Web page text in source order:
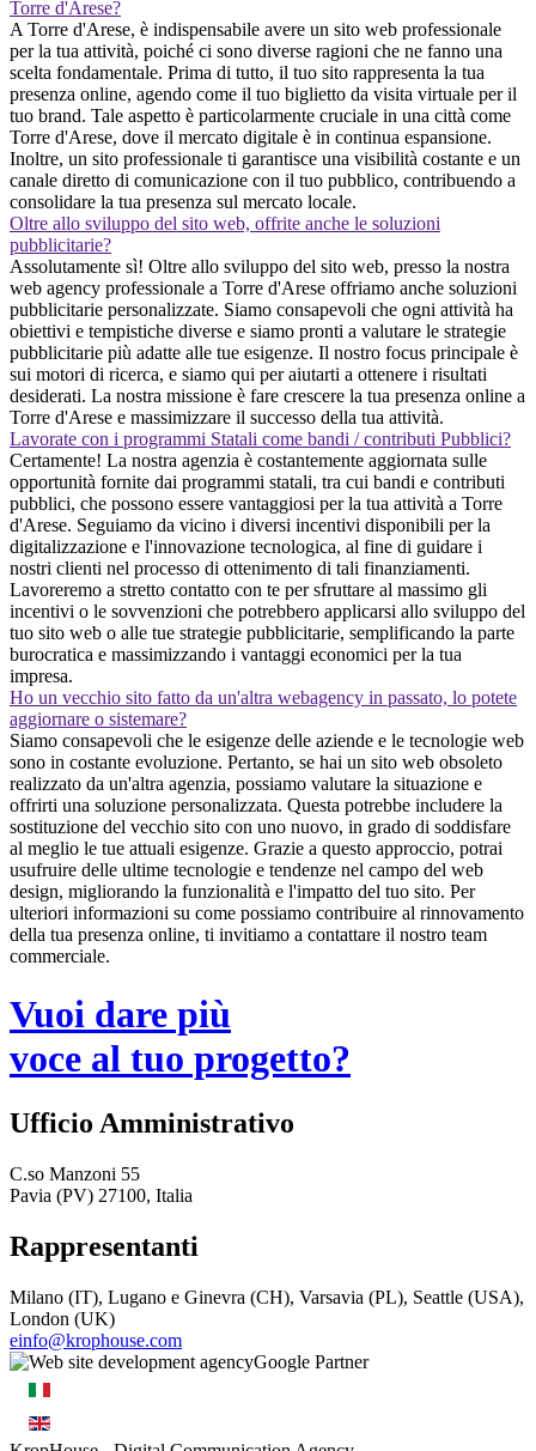
Torre d'Arese?
A Torre d'Arese, è indispensabile avere un sito web professionale
per la tua attività, poiché ci sono diverse ragioni che ne fanno una
scelta fondamentale. Prima di tutto, il tuo sito rappresenta la tua
presenza online, agendo come il tuo biglietto da visita virtuale per il
tuo brand. Tale aspetto è particolarmente cruciale in una città come
Torre d'Arese, dove il mercato digitale è in continua espansione.
Inoltre, un sito professionale ti garantisce una visibilità costante e un
canale diretto di comunicazione con il tuo pubblico, contribuendo a
consolidare la tua presenza sul mercato locale.
Oltre allo sviluppo del sito web, offrite anche le soluzioni
pubblicitarie?
Assolutamente sì! Oltre allo sviluppo del sito web, presso la nostra
web agency professionale a Torre d'Arese offriamo anche soluzioni
pubblicitarie personalizzate. Siamo consapevoli che ogni attività ha
obiettivi e tempistiche diverse e siamo pronti a valutare le strategie
pubblicitarie più adatte alle tue esigenze. Il nostro focus principale è
sui motori di ricerca, e siamo qui per aiutarti a ottenere i risultati
desiderati. La nostra missione è fare crescere la tua presenza online a
Torre d'Arese e massimizzare il successo della tua attività.
Lavorate con i programmi Statali come bandi / contributi Pubblici?
Certamente! La nostra agenzia è costantemente aggiornata sulle
opportunità fornite dai programmi statali, tra cui bandi e contributi
pubblici, che possono essere vantaggiosi per la tua attività a Torre
d'Arese. Seguiamo da vicino i diversi incentivi disponibili per la
digitalizzazione e l'innovazione tecnologica, al fine di guidare i
nostri clienti nel processo di ottenimento di tali finanziamenti.
Lavoreremo a stretto contatto con te per sfruttare al massimo gli
incentivi o le sovvenzioni che potrebbero applicarsi allo sviluppo del
tuo sito web o alle tue strategie pubblicitarie, semplificando la parte
burocratica e massimizzando i vantaggi economici per la tua
impresa.
Ho un vecchio sito fatto da un'altra webagency in passato, lo potete
aggiornare o sistemare?
Siamo consapevoli che le esigenze delle aziende e le tecnologie web
sono in costante evoluzione. Pertanto, se hai un sito web obsoleto
realizzato da un'altra agenzia, possiamo valutare la situazione e
offrirti una soluzione personalizzata. Questa potrebbe includere la
sostituzione del vecchio sito con uno nuovo, in grado di soddisfare
al meglio le tue attuali esigenze. Grazie a questo approccio, potrai
usufruire delle ultime tecnologie e tendenze nel campo del web
design, migliorando la funzionalità e l'impatto del tuo sito. Per
ulteriori informazioni su come possiamo contribuire al rinnovamento
della tua presenza online, ti invitiamo a contattare il nostro team
commerciale.
Vuoi dare più
voce al tuo progetto?
Ufficio Amministrativo
C.so Manzoni 55
Pavia (PV) 27100, Italia
Rappresentanti
Milano (IT), Lugano e Ginevra (CH), Varsavia (PL), Seattle (USA),
London (UK)
einfo@krophouse.com